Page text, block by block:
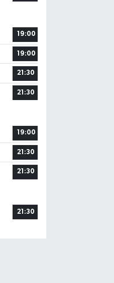
19:00
19:00
21:30
21:30
19:00
21:30
21:30
21:30